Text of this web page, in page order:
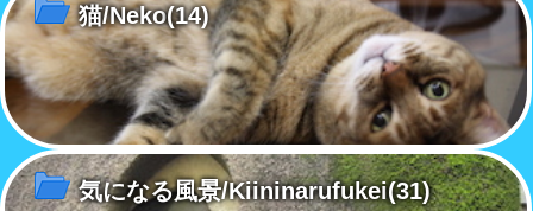
猫/Neko(14)
気になる風景/Kiininarufukei(31)